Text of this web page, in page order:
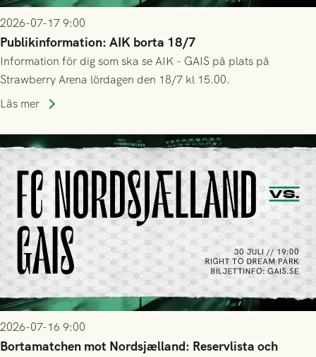
2026-07-17 9:00
Publikinformation: AIK borta 18/7
Information för dig som ska se AIK - GAIS på plats på
Strawberry Arena lördagen den 18/7 kl 15.00.
Läs mer
2026-07-16 9:00
Bortamatchen mot Nordsjælland: Reservlista och